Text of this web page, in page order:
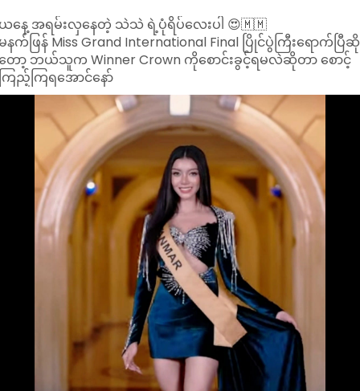
နေ့ အရမ်းလှနေတဲ့ သဲသဲ ရဲ့ပုံရိပ်လေးပါ 😍🇲🇲
နက်ဖြန် Miss Grand International Final ပြိုင်ပွဲကြီးရောက်ပြီဆို
ော့ ဘယ်သူက Winner Crown ကိုစောင်းခွင့်ရမလဲဆိုတာ စောင့်
ြည့်ကြရအောင်နော်